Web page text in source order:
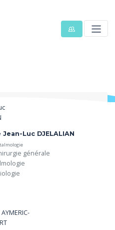
Luc DJELALIAN
générale